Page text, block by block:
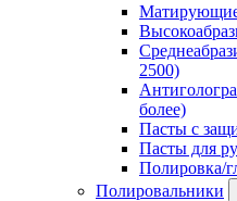
2500)
более)
Пасты с
Пасты для
Полировка/
Полировальники